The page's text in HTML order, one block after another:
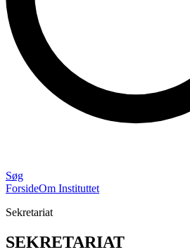
Søg
ForsideOm Instituttet
Sekretariat
SE­KRE­TA­RI­AT